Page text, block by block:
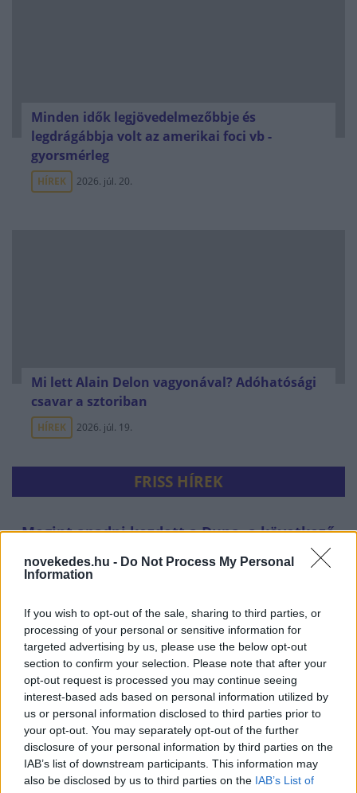
novekedes.hu - Do Not Process My Personal
Information
If you wish to opt-out of the sale, sharing to third parties, or
processing of your personal or sensitive information for
targeted advertising by us, please use the below opt-out
section to confirm your selection. Please note that after your
opt-out request is processed you may continue seeing
interest-based ads based on personal information utilized by
us or personal information disclosed to third parties prior to
your opt-out. You may separately opt-out of the further
disclosure of your personal information by third parties on the
IAB’s list of downstream participants. This information may
also be disclosed by us to third parties on the IAB’s List of
Minden idők legjövedelmezőbbje és
legdrágábbja volt az amerikai foci vb -
gyorsmérleg
HÍREK 2026. júl. 20.
Mi lett Alain Delon vagyonával? Adóhatósági
csavar a sztoriban
HÍREK 2026. júl. 19.
FRISS HÍREK
Megint apadni kezdett a Duna, a következő
napok sem ígéretesek - friss térkép
HÍREK 44 perce